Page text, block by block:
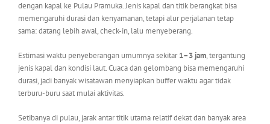
dengan kapal ke Pulau Pramuka. Jenis kapal dan titik berangkat bisa
memengaruhi durasi dan kenyamanan, tetapi alur perjalanan tetap
sama: datang lebih awal, check-in, lalu menyeberang.
Estimasi waktu penyeberangan umumnya sekitar1–3 jam, tergantung
jenis kapal dan kondisi laut. Cuaca dan gelombang bisa memengaruhi
durasi, jadi banyak wisatawan menyiapkan buffer waktu agar tidak
terburu-buru saat mulai aktivitas.
Setibanya di pulau, jarak antar titik utama relatif dekat dan banyak area